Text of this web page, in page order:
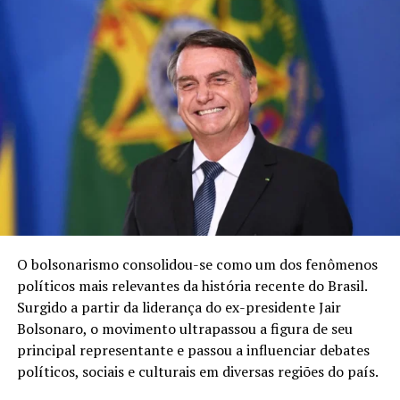
Conta que seu maior sonho é futuramente casar e ter
filhos. Ter a minha família!
TÓPICOS RELACIONADOS DESTAQUE FAMOSOS
Made In Laje: Anna Luíza fala sobre projeto idealizado
durante pandemia
Musical “O Salvador” é apresentado na Igreja Evangélica
Além do Véu em São Bernardo.
O bolsonarismo consolidou-se como um dos fenômenos
políticos mais relevantes da história recente do Brasil.
Surgido a partir da liderança do ex-presidente Jair
Bolsonaro, o movimento ultrapassou a figura de seu
principal representante e passou a influenciar debates
políticos, sociais e culturais em diversas regiões do país.